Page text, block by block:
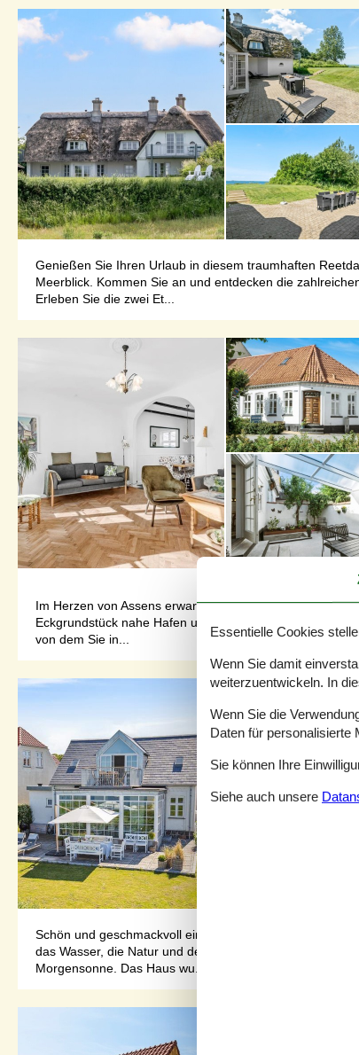
Genießen Sie Ihren Urlaub in diesem traumhaften
Meerblick. Kommen Sie an und entdecken die
Erleben Sie die zwei Et...
Im Herzen von Assens erwartet Sie dieses schöne und
Eckgrundstück nahe Hafen und Strand und gleichzeitig
von dem Sie in...
Schön und geschmackvoll eingerichtetes Haus bei
das Wasser, die Natur und den Sonnenuntergang
Morgensonne. Das Haus wu...
Essentielle Cookies
Wenn Sie damit
weiterzuentwickeln. In
Wenn Sie die
Daten für personalisierte
Sie können Ihre
Siehe auch unsere